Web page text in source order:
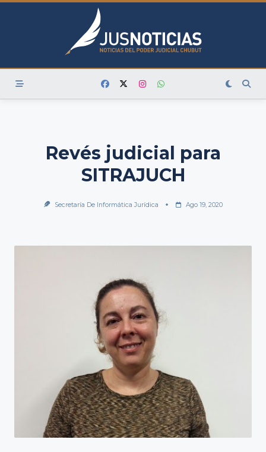
Skip
Revés judicial para
SITRAJUCH
Secretaría De Informática Jurídica Ago 19, 2020